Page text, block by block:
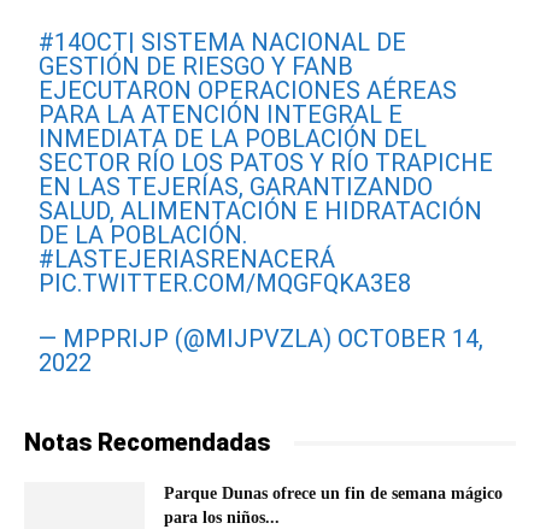
#14OCT| SISTEMA NACIONAL DE
GESTIÓN DE RIESGO Y FANB
EJECUTARON OPERACIONES AÉREAS
PARA LA ATENCIÓN INTEGRAL E
INMEDIATA DE LA POBLACIÓN DEL
SECTOR RÍO LOS PATOS Y RÍO TRAPICHE
EN LAS TEJERÍAS, GARANTIZANDO
SALUD, ALIMENTACIÓN E HIDRATACIÓN
DE LA POBLACIÓN.
#LASTEJERIASRENACERÁ
PIC.TWITTER.COM/MQGFQKA3E8
— MPPRIJP (@MIJPVZLA) OCTOBER 14,
2022
Notas Recomendadas
Parque Dunas ofrece un fin de semana mágico
para los niños...